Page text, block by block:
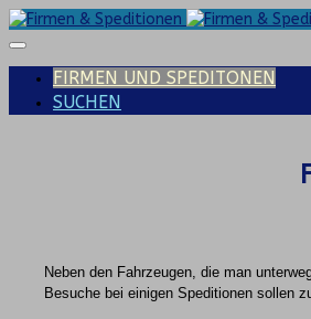
FIRMEN UND SPEDITONEN
SUCHEN
Neben den Fahrzeugen, die man
Besuche bei einigen Speditionen sollen